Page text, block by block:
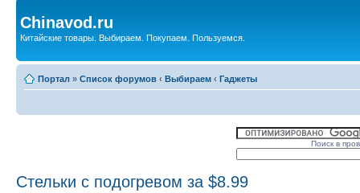
Chinavod.ru
Китайские товары. Выбираем. Покупаем. Пользуемся.
Портал » Список форумов ‹ Выбираем ‹ Гаджеты
Поиск в
Стельки с подогревом за $8.99